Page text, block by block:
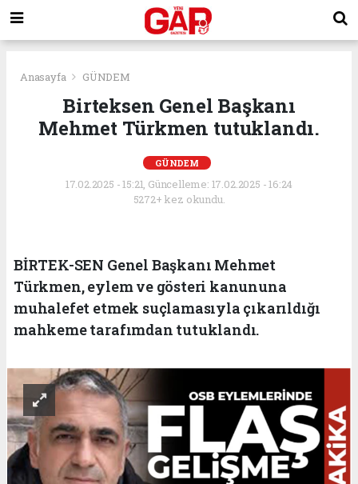
Anasayfa GÜNDEM
Birteksen Genel Başkanı
Mehmet Türkmen tutuklandı.
GÜNDEM
17.02.2025 - 15:21, Güncelleme: 17.02.2025 - 16:24
5272+ kez okundu.
BİRTEK-SEN Genel Başkanı Mehmet
Türkmen, eylem ve gösteri kanununa
muhalefet etmek suçlamasıyla çıkarıldığı
mahkeme tarafımdan tutuklandı.